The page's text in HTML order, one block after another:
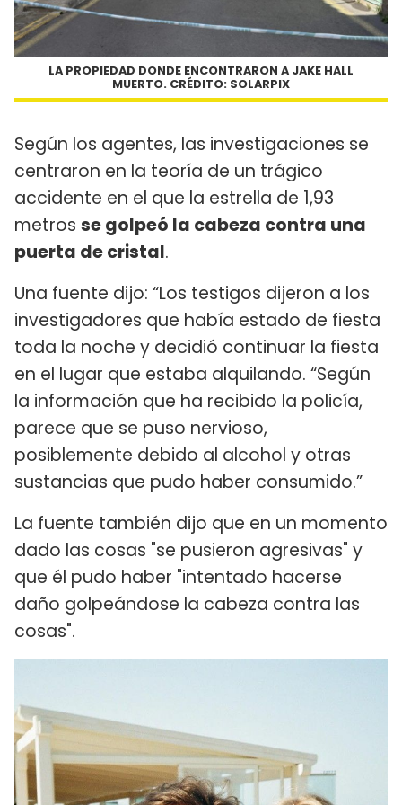
LA PROPIEDAD DONDE ENCONTRARON A JAKE HALL
MUERTO. CRÉDITO: SOLARPIX
Según los agentes, las investigaciones se
centraron en la teoría de un trágico
accidente en el que la estrella de 1,93
metros se golpeó la cabeza contra una
puerta de cristal.
Una fuente dijo: “Los testigos dijeron a los
investigadores que había estado de fiesta
toda la noche y decidió continuar la fiesta
en el lugar que estaba alquilando. “Según
la información que ha recibido la policía,
parece que se puso nervioso,
posiblemente debido al alcohol y otras
sustancias que pudo haber consumido.”
La fuente también dijo que en un momento
dado las cosas "se pusieron agresivas" y
que él pudo haber "intentado hacerse
daño golpeándose la cabeza contra las
cosas".